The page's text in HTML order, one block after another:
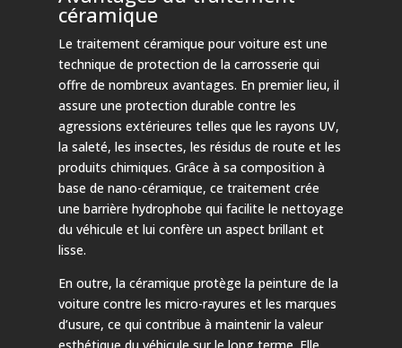
céramique
Le traitement céramique pour voiture est une
technique de protection de la carrosserie qui
offre de nombreux avantages. En premier lieu, il
assure une protection durable contre les
agressions extérieures telles que les rayons UV,
la saleté, les insectes, les résidus de route et les
produits chimiques. Grâce à sa composition à
base de nano-céramique, ce traitement crée
une barrière hydrophobe qui facilite le nettoyage
du véhicule et lui confère un aspect brillant et
lisse.
En outre, la céramique protège la peinture de la
voiture contre les micro-rayures et les marques
d’usure, ce qui contribue à maintenir la valeur
esthétique du véhicule sur le long terme. Elle